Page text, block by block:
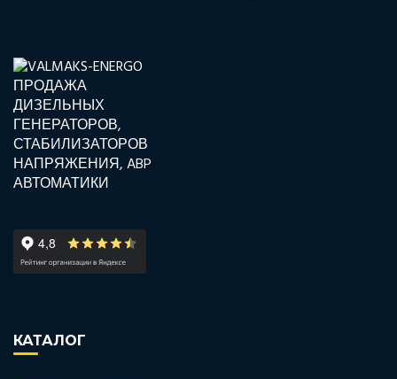
КАТАЛОГ